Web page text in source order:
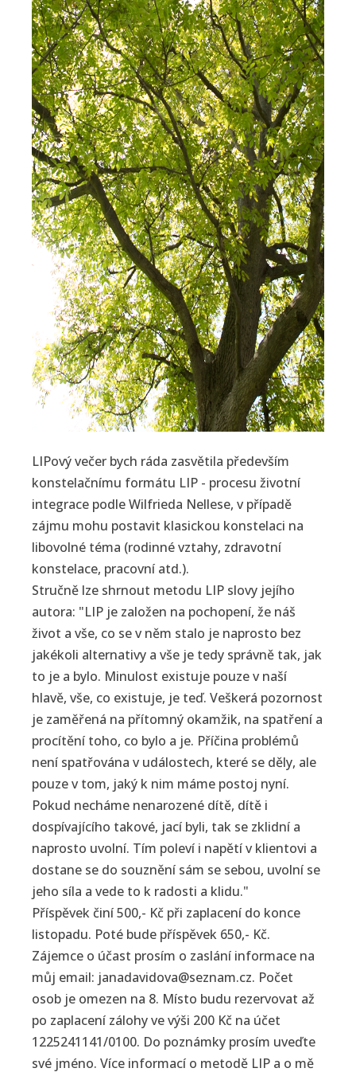
LIPový večer bych ráda zasvětila především
konstelačnímu formátu LIP - procesu životní
integrace podle Wilfrieda Nellese, v případě
zájmu mohu postavit klasickou konstelaci na
libovolné téma (rodinné vztahy, zdravotní
konstelace, pracovní atd.).
Stručně lze shrnout metodu LIP slovy jejího
autora: "LIP je založen na pochopení, že náš
život a vše, co se v něm stalo je naprosto bez
jakékoli alternativy a vše je tedy správně tak, jak
to je a bylo. Minulost existuje pouze v naší
hlavě, vše, co existuje, je teď. Veškerá pozornost
je zaměřená na přítomný okamžik, na spatření a
procítění toho, co bylo a je. Příčina problémů
není spatřována v událostech, které se děly, ale
pouze v tom, jaký k nim máme postoj nyní.
Pokud necháme nenarozené dítě, dítě i
dospívajícího takové, jací byli, tak se zklidní a
naprosto uvolní. Tím poleví i napětí v klientovi a
dostane se do souznění sám se sebou, uvolní se
jeho síla a vede to k radosti a klidu."
Příspěvek činí 500,- Kč při zaplacení do konce
listopadu. Poté bude příspěvek 650,- Kč.
Zájemce o účast prosím o zaslání informace na
můj email: janadavidova@seznam.cz. Počet
osob je omezen na 8. Místo budu rezervovat až
po zaplacení zálohy ve výši 200 Kč na účet
1225241141/0100. Do poznámky prosím uveďte
své jméno. Více informací o metodě LIP a o mě